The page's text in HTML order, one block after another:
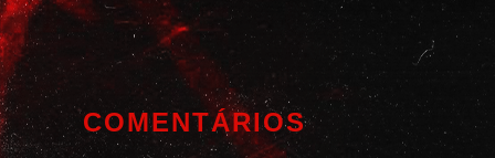
COMENTÁRIOS